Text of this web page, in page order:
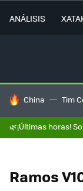
ANÁLISIS
HOY SE HABLA
China Tim
🌿¡Últimas horas!
Ramos